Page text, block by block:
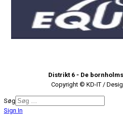
Distrikt 6 - De
Copyright © KD-IT /
Søg
Sign In